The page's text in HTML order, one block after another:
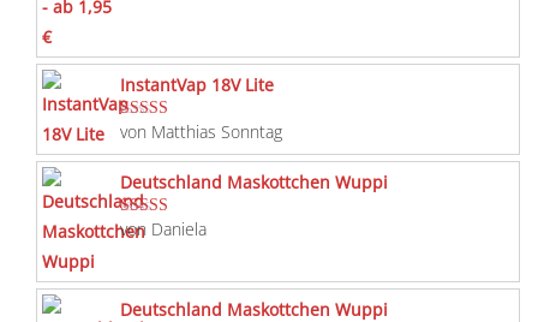
InstantVap 18V Lite
Bewertet mit
5von 5
von Matthias Sonntag
Deutschland Maskottchen Wuppi
Bewertet mit
von Daniela
Deutschland Maskottchen Wuppi